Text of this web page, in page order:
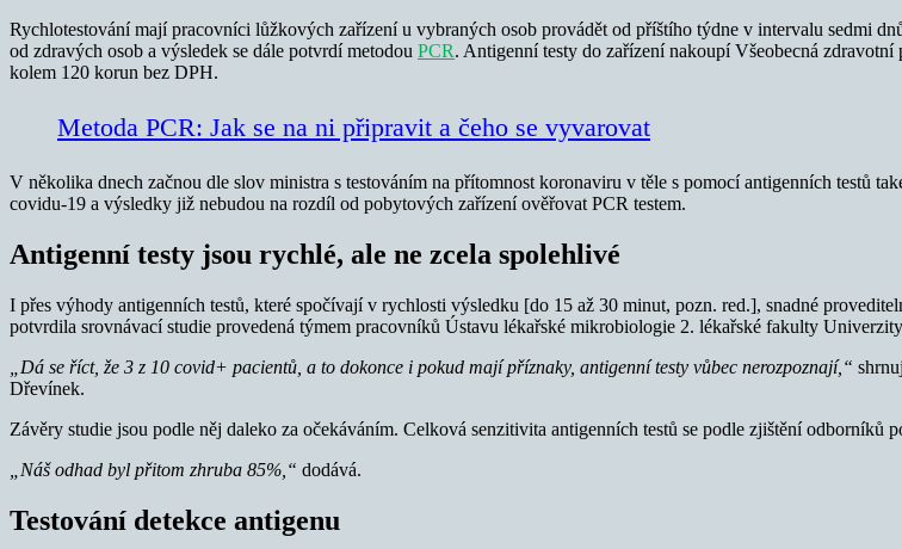
Rychlotestování mají pracovníci lůžkových zařízení u vybraných osob provádět od příštího týdne v intervalu sedmi
od zdravých osob a výsledek se dále potvrdí metodou PCR. Antigenní testy do zařízení nakoupí Všeobecná
kolem 120 korun bez DPH.
Metoda PCR: Jak se na ni připravit a čeho se vyvarovat
V několika dnech začnou dle slov ministra s testováním na přítomnost koronaviru v těle s pomocí antigenních testů
covidu-19 a výsledky již nebudou na rozdíl od pobytových zařízení ověřovat PCR testem.
Antigenní testy jsou rychlé, ale ne zcela spolehlivé
I přes výhody antigenních testů, které spočívají v rychlosti výsledku [do 15 až 30 minut, pozn. red.], snadné
potvrdila srovnávací studie provedená týmem pracovníků Ústavu lékařské mikrobiologie 2. lékařské fakulty
„Dá se říct, že 3 z 10 covid+ pacientů, a to dokonce i pokud mají příznaky, antigenní testy vůbec nerozpoznají,“
Dřevínek.
Závěry studie jsou podle něj daleko za očekáváním. Celková senzitivita antigenních testů se podle zjištění odborníků
„Náš odhad byl přitom zhruba 85%,“ dodává.
Testování detekce antigenu